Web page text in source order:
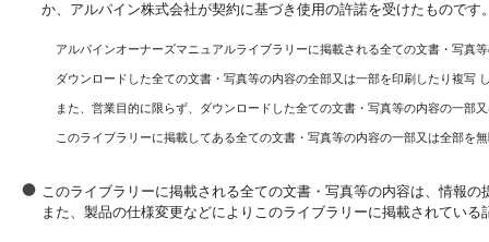
か、アルパイン株式会社が契約に基づき使用の許諾を受けたもので
アルパインオーナーズマニュアルライブラリーに掲載される全ての文書・写真
ダウンロードした全ての文書・写真等の内容の全部又は一部を印刷したり複写
また、営業目的に限らず、ダウンロードした全ての文書・写真等の内容の一
このライブラリーに掲載してある全ての文書・写真等の内容の一部又は全部を
このライブラリーに掲載される全ての文書・写真等の内容は、情報
また、製品の仕様変更などによりこのライブラリーに掲載されてい